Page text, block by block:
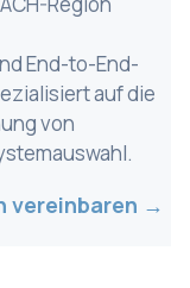
End-to-End-
auf die
von
vereinbaren →